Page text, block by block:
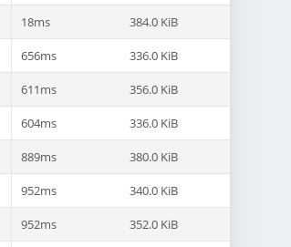
18ms 384.0 KiB
656ms 336.0 KiB
611ms 356.0 KiB
604ms 336.0 KiB
889ms 380.0 KiB
952ms 340.0 KiB
952ms 352.0 KiB